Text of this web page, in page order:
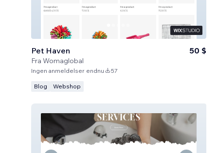
Pet Haven
Fra Womaglobal
50 $
Ingen anmeldelser endnu 57
Blog Webshop